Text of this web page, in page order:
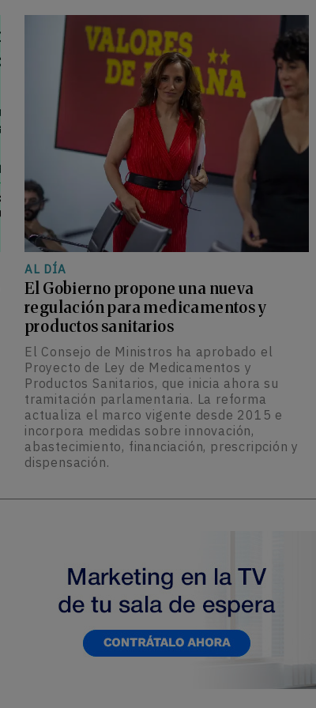
AL DÍA
El Gobierno propone una nueva
regulación para medicamentos y
productos sanitarios
El Consejo de Ministros ha aprobado el
Proyecto de Ley de Medicamentos y
Productos Sanitarios, que inicia ahora su
tramitación parlamentaria. La reforma
actualiza el marco vigente desde 2015 e
incorpora medidas sobre innovación,
abastecimiento, financiación, prescripción y
dispensación.